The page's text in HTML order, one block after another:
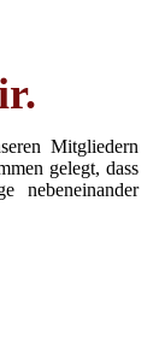
Mitgliedern
gelegt, dass
nebeneinander